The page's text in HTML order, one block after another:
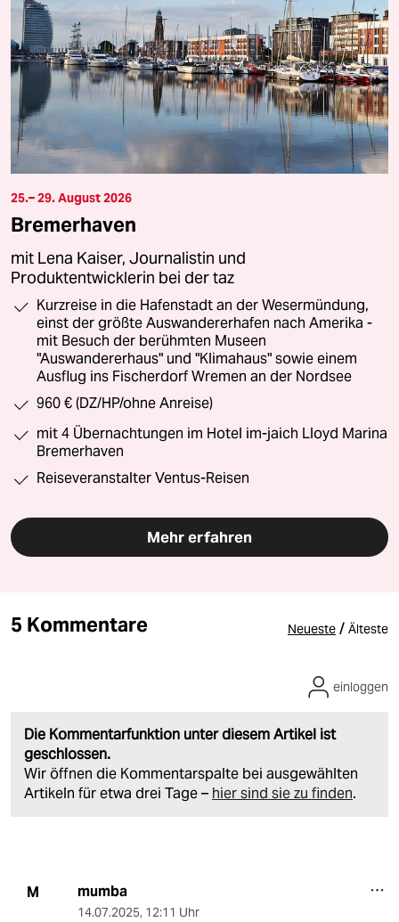
25.– 29. August 2026
Bremerhaven
mit Lena Kaiser, Journalistin und
Produktentwicklerin bei der taz
Kurzreise in die Hafenstadt an der Wesermündung,
einst der größte Auswandererhafen nach Amerika -
mit Besuch der berühmten Museen
"Auswandererhaus" und "Klimahaus" sowie einem
Ausflug ins Fischerdorf Wremen an der Nordsee
960 € (DZ/HP/ohne Anreise)
mit 4 Übernachtungen im Hotel im-jaich Lloyd Marina
Bremerhaven
Reiseveranstalter Ventus-Reisen
Mehr erfahren
5 Kommentare Neueste / Älteste
Die Kommentarfunktion unter diesem Artikel ist
geschlossen.
Wir öffnen die Kommentarspalte bei ausgewählten
Artikeln für etwa drei Tage – hier sind sie zu finden.
einloggen
M mumba
14.07.2025, 12:11 Uhr